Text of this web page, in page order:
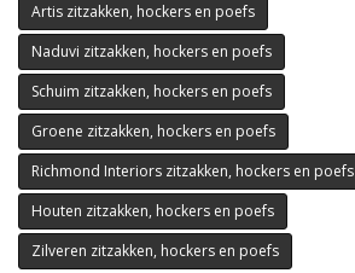
Artis zitzakken, hockers en poefs
Naduvi zitzakken, hockers en poefs
Schuim zitzakken, hockers en poefs
Groene zitzakken, hockers en poefs
Richmond Interiors zitzakken, hockers en poefs
Houten zitzakken, hockers en poefs
Zilveren zitzakken, hockers en poefs